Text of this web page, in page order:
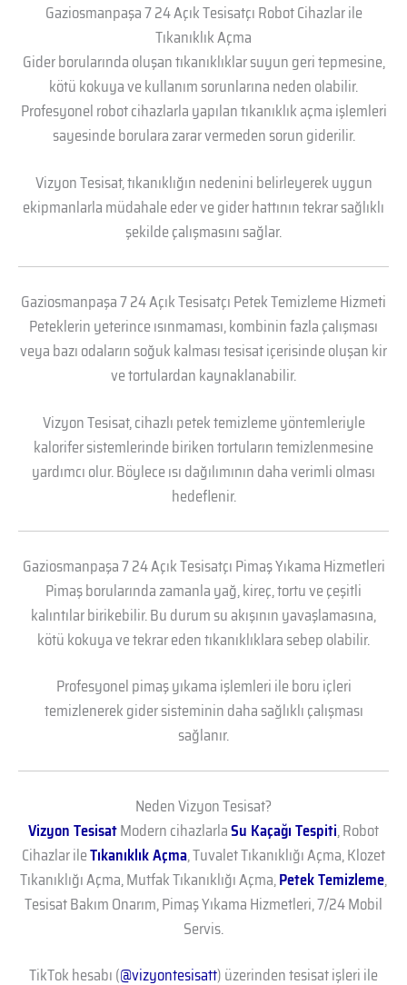
Gaziosmanpaşa 7 24 Açık Tesisatçı Robot Cihazlar ile
Tıkanıklık Açma
Gider borularında oluşan tıkanıklıklar suyun geri tepmesine,
kötü kokuya ve kullanım sorunlarına neden olabilir.
Profesyonel robot cihazlarla yapılan tıkanıklık açma işlemleri
sayesinde borulara zarar vermeden sorun giderilir.
Vizyon Tesisat, tıkanıklığın nedenini belirleyerek uygun
ekipmanlarla müdahale eder ve gider hattının tekrar sağlıklı
şekilde çalışmasını sağlar.
Gaziosmanpaşa 7 24 Açık Tesisatçı Petek Temizleme Hizmeti
Peteklerin yeterince ısınmaması, kombinin fazla çalışması
veya bazı odaların soğuk kalması tesisat içerisinde oluşan kir
ve tortulardan kaynaklanabilir.
Vizyon Tesisat, cihazlı petek temizleme yöntemleriyle
kalorifer sistemlerinde biriken tortuların temizlenmesine
yardımcı olur. Böylece ısı dağılımının daha verimli olması
hedeflenir.
Gaziosmanpaşa 7 24 Açık Tesisatçı Pimaş Yıkama Hizmetleri
Pimaş borularında zamanla yağ, kireç, tortu ve çeşitli
kalıntılar birikebilir. Bu durum su akışının yavaşlamasına,
kötü kokuya ve tekrar eden tıkanıklıklara sebep olabilir.
Profesyonel pimaş yıkama işlemleri ile boru içleri
temizlenerek gider sisteminin daha sağlıklı çalışması
sağlanır.
Neden Vizyon Tesisat?
Vizyon TesisatModern cihazlarlaSu Kaçağı Tespiti, Robot
Cihazlar ileTıkanıklık Açma, Tuvalet Tıkanıklığı Açma, Klozet
Tıkanıklığı Açma, Mutfak Tıkanıklığı Açma,Petek Temizleme,
Tesisat Bakım Onarım, Pimaş Yıkama Hizmetleri, 7/24 Mobil
Servis.
TikTok hesabı (@vizyontesisatt) üzerinden tesisat işleri ile